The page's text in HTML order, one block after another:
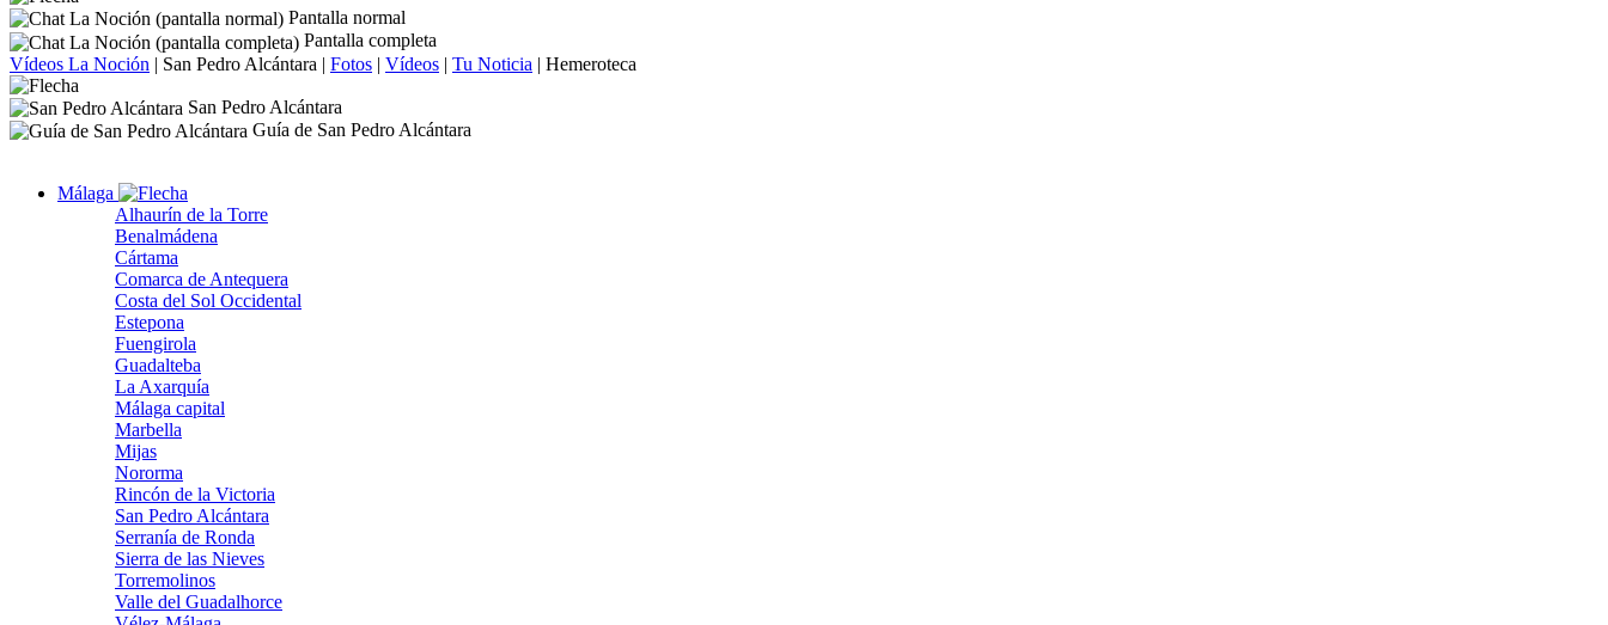
Pantalla normal
Pantalla completa
Vídeos La Noción | San Pedro Alcántara | Fotos | Vídeos | Tu Noticia | Hemeroteca
San Pedro Alcántara
Guía de San Pedro Alcántara
Málaga
Alhaurín de la Torre
Benalmádena
Cártama
Comarca de Antequera
Costa del Sol Occidental
Estepona
Fuengirola
Guadalteba
La Axarquía
Málaga capital
Marbella
Mijas
Nororma
Rincón de la Victoria
San Pedro Alcántara
Serranía de Ronda
Sierra de las Nieves
Torremolinos
Valle del Guadalhorce